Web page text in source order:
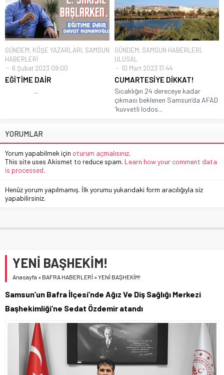
GÜNDEM, KÖŞE YAZARLARI, SAMSUN
HABERLERİ
6 Şubat 2023 09:00
EĞİTİME DAİR
...
GÜNDEM, SAMSUN HABERLERİ,
ULUSAL
10 Mart 2023 17:44
CUMARTESİYE DİKKAT!
Sıcaklığın 24 dereceye kadar
çıkması beklenen Samsun’da AFAD
'kuvvetli lodos...
YORUMLAR
Yorum yapabilmek için oturum açmalısınız.
This site uses Akismet to reduce spam. Learn how your comment data
is processed.
Henüz yorum yapılmamış. İlk yorumu yukarıdaki form aracılığıyla siz
yapabilirsiniz.
YENİ BAŞHEKİM!
Anasayfa » BAFRA HABERLERİ »YENİ BAŞHEKİM!
Samsun’un Bafra İlçesi’nde Ağız Ve Diş Sağlığı Merkezi
Başhekimliği’ne Sedat Özdemir atandı